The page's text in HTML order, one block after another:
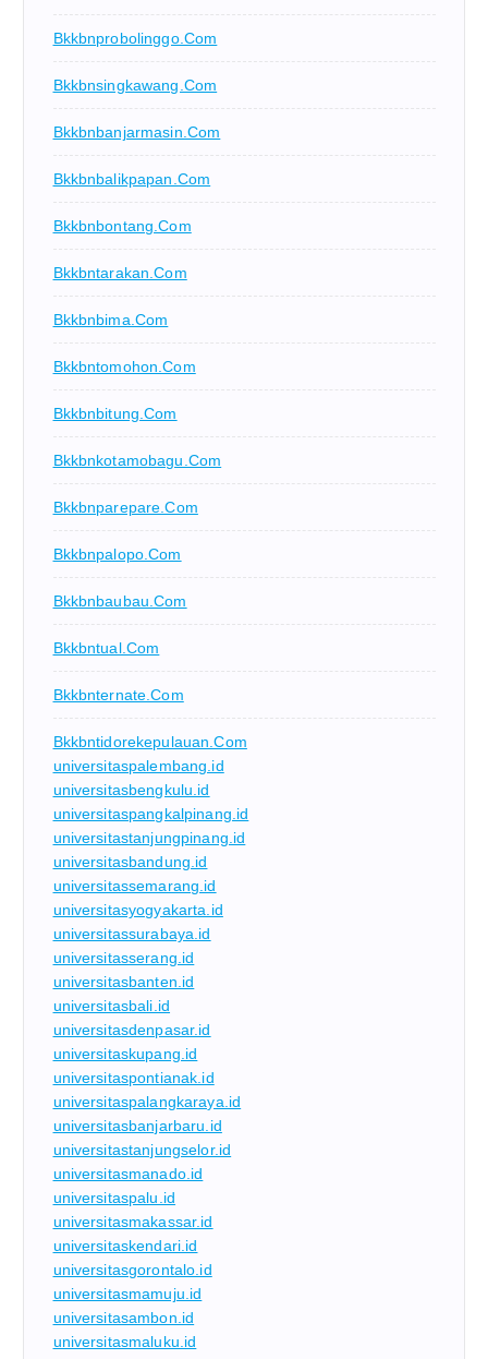
Bkkbnprobolinggo.com
Bkkbnsingkawang.com
Bkkbnbanjarmasin.com
Bkkbnbalikpapan.com
Bkkbnbontang.com
Bkkbntarakan.com
Bkkbnbima.com
Bkkbntomohon.com
Bkkbnbitung.com
Bkkbnkotamobagu.com
Bkkbnparepare.com
Bkkbnpalopo.com
Bkkbnbaubau.com
Bkkbntual.com
Bkkbnternate.com
Bkkbntidorekepulauan.com
universitaspalembang.id
universitasbengkulu.id
universitaspangkalpinang.id
universitastanjungpinang.id
universitasbandung.id
universitassemarang.id
universitasyogyakarta.id
universitassurabaya.id
universitasserang.id
universitasbanten.id
universitasbali.id
universitasdenpasar.id
universitaskupang.id
universitaspontianak.id
universitaspalangkaraya.id
universitasbanjarbaru.id
universitastanjungselor.id
universitasmanado.id
universitaspalu.id
universitasmakassar.id
universitaskendari.id
universitasgorontalo.id
universitasmamuju.id
universitasambon.id
universitasmaluku.id